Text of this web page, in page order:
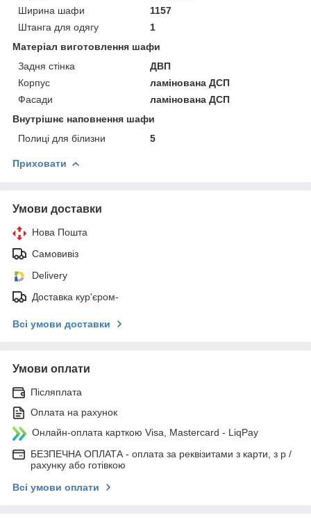
Ширина шафи
1157
Штанга для одягу
1
Матеріал виготовлення шафи
Задня стінка
ДВП
Корпус
ламінована ДСП
Фасади
ламінована ДСП
Внутрішнє наповнення шафи
Полиці для білизни
5
Приховати
Умови доставки
Нова Пошта
Самовивіз
Delivery
Доставка кур'єром-
Всі умови доставки
Умови оплати
Післяплата
Оплата на рахунок
Онлайн-оплата карткою Visa, Mastercard - LiqPay
БЕЗПЕЧНА ОПЛАТА - оплата за реквізитами з карти, з р /
рахунку або готівкою
Всі умови оплати